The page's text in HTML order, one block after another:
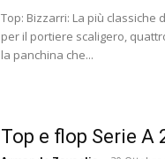
Top: Bizzarri: La più classiche
per il portiere scaligero,
la panchina che...
Top e flop Serie A